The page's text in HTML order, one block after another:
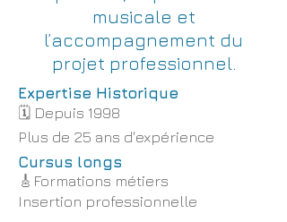
musicale et
l’accompagnement du
projet professionnel.
Expertise Historique
🗓️ Depuis 1998
Plus de 25 ans d'expérience
Cursus longs
🎸 Formations métiers
Insertion professionnelle